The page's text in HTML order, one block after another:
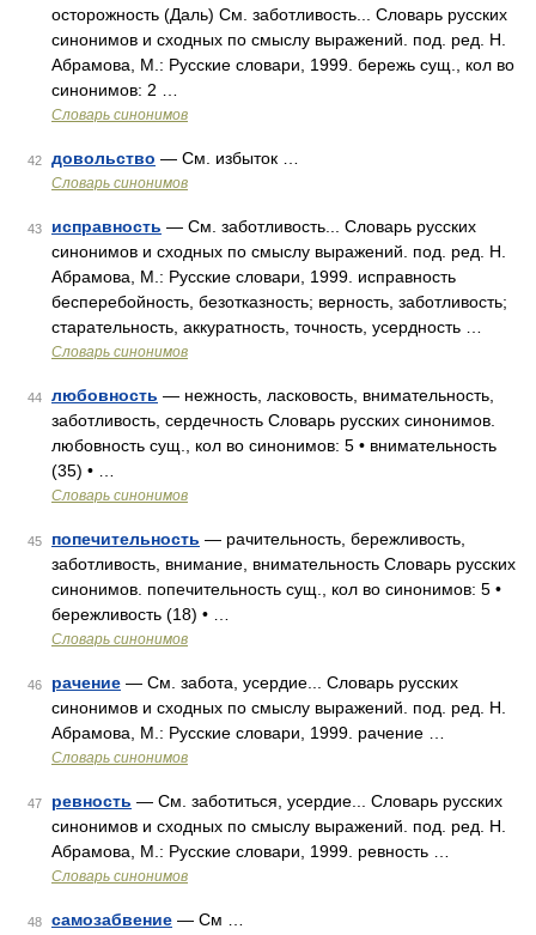
осторожность (Даль) См. заботливость... Словарь русских
синонимов и сходных по смыслу выражений. под. ред. Н.
Абрамова, М.: Русские словари, 1999. бережь сущ., кол во
синонимов: 2 …
Словарь синонимов
42 довольство — См. избыток …
Словарь синонимов
43 исправность — См. заботливость... Словарь русских
синонимов и сходных по смыслу выражений. под. ред. Н.
Абрамова, М.: Русские словари, 1999. исправность
бесперебойность, безотказность; верность, заботливость;
старательность, аккуратность, точность, усердность …
Словарь синонимов
44 любовность — нежность, ласковость, внимательность,
заботливость, сердечность Словарь русских синонимов.
любовность сущ., кол во синонимов: 5 • внимательность
(35) • …
Словарь синонимов
45 попечительность — рачительность, бережливость,
заботливость, внимание, внимательность Словарь русских
синонимов. попечительность сущ., кол во синонимов: 5 •
бережливость (18) • …
Словарь синонимов
46 рачение — См. забота, усердие... Словарь русских
синонимов и сходных по смыслу выражений. под. ред. Н.
Абрамова, М.: Русские словари, 1999. рачение …
Словарь синонимов
47 ревность — См. заботиться, усердие... Словарь русских
синонимов и сходных по смыслу выражений. под. ред. Н.
Абрамова, М.: Русские словари, 1999. ревность …
Словарь синонимов
48 самозабвение — См …